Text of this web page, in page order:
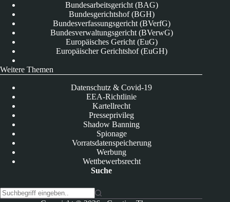
Bundesarbeitsgericht (BAG)
Bundesgerichtshof (BGH)
Bundesverfassungsgericht (BVerfG)
Bundesverwaltungsgericht (BVerwG)
Europäisches Gericht (EuG)
Europäischer Gerichtshof (EuGH)
Weitere Themen
Datenschutz & Covid-19
EEA-Richtlinie
Kartellrecht
Presseprivileg
Shadow Banning
Spionage
Vorratsdatenspeicherung
Werbung
Wettbewerbsrecht
Suche